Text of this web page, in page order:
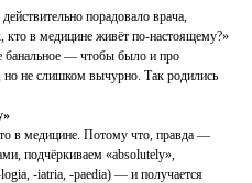
порадовало врача,
кто в медицине живёт по-настоящему?»
банальное — чтобы было и про
не слишком вычурно. Так родились
в медицине. Потому что, правда —
подчёркиваем «absolutely»,
-iatria, -paedia) — и получается